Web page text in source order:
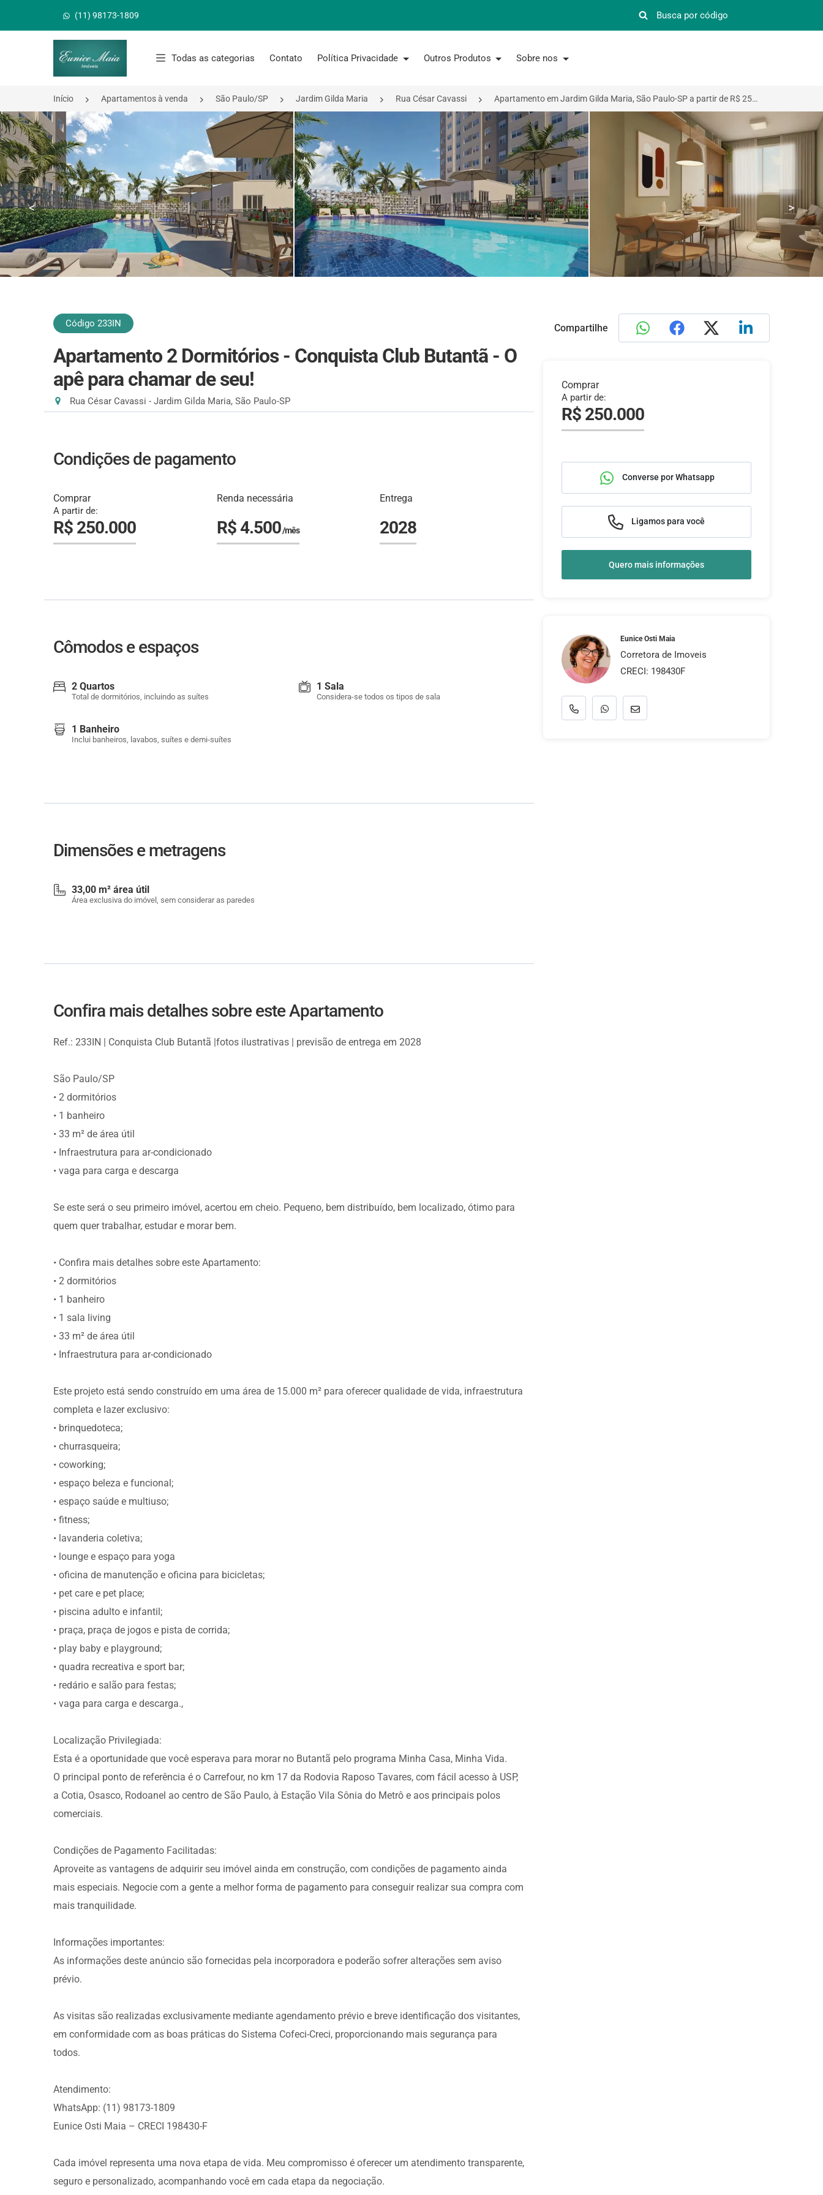
(11) 98173-1809
Página inicial
Todas as categorias Contato Política Privacidade Outros Produtos Sobre nos
Início Apartamentos à venda São Paulo/SP Jardim Gilda Maria Rua César Cavassi Apartamento em Jardim Gilda Maria, São Paulo-SP a partir de R$ 250.000
< >
Código 233IN
Apartamento 2 Dormitórios - Conquista Club Butantã - O
apê para chamar de seu!
Rua César Cavassi - Jardim Gilda Maria, São Paulo-SP
Condições de pagamento
Comprar
A partir de:
R$ 250.000
Renda necessária
R$ 4.500/mês
Entrega
2028
Cômodos e espaços
2 Quartos
Total de dormitórios, incluindo as suítes
1 Sala
Considera-se todos os tipos de sala
1 Banheiro
Inclui banheiros, lavabos, suítes e demi-suítes
Dimensões e metragens
33,00 m² área útil
Área exclusiva do imóvel, sem considerar as paredes
Confira mais detalhes sobre este Apartamento
Ref.: 233IN | Conquista Club Butantã |fotos ilustrativas | previsão de entrega em 2028
São Paulo/SP
• 2 dormitórios
• 1 banheiro
• 33 m² de área útil
• Infraestrutura para ar-condicionado
• vaga para carga e descarga
Se este será o seu primeiro imóvel, acertou em cheio. Pequeno, bem distribuído, bem localizado, ótimo para
quem quer trabalhar, estudar e morar bem.
• Confira mais detalhes sobre este Apartamento:
• 2 dormitórios
• 1 banheiro
• 1 sala living
• 33 m² de área útil
• Infraestrutura para ar-condicionado
Este projeto está sendo construído em uma área de 15.000 m² para oferecer qualidade de vida, infraestrutura
completa e lazer exclusivo:
• brinquedoteca;
• churrasqueira;
• coworking;
• espaço beleza e funcional;
• espaço saúde e multiuso;
• fitness;
• lavanderia coletiva;
• lounge e espaço para yoga
• oficina de manutenção e oficina para bicicletas;
• pet care e pet place;
• piscina adulto e infantil;
• praça, praça de jogos e pista de corrida;
• play baby e playground;
• quadra recreativa e sport bar;
• redário e salão para festas;
• vaga para carga e descarga.,
Localização Privilegiada:
Esta é a oportunidade que você esperava para morar no Butantã pelo programa Minha Casa, Minha Vida.
O principal ponto de referência é o Carrefour, no km 17 da Rodovia Raposo Tavares, com fácil acesso à USP,
a Cotia, Osasco, Rodoanel ao centro de São Paulo, à Estação Vila Sônia do Metrô e aos principais polos
comerciais.
Condições de Pagamento Facilitadas:
Aproveite as vantagens de adquirir seu imóvel ainda em construção, com condições de pagamento ainda
mais especiais. Negocie com a gente a melhor forma de pagamento para conseguir realizar sua compra com
mais tranquilidade.
Informações importantes:
As informações deste anúncio são fornecidas pela incorporadora e poderão sofrer alterações sem aviso
prévio.
As visitas são realizadas exclusivamente mediante agendamento prévio e breve identificação dos visitantes,
em conformidade com as boas práticas do Sistema Cofeci-Creci, proporcionando mais segurança para
todos.
Atendimento:
WhatsApp: (11) 98173-1809
Eunice Osti Maia – CRECI 198430-F
Cada imóvel representa uma nova etapa de vida. Meu compromisso é oferecer um atendimento transparente,
seguro e personalizado, acompanhando você em cada etapa da negociação.
Compartilhe
Comprar
A partir de:
R$ 250.000
Converse por Whatsapp
Ligamos para você
Quero mais informações
Eunice Osti Maia
Corretora de Imoveis
CRECI: 198430F